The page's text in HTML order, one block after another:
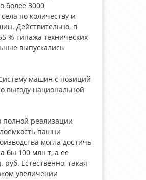
более 3000
по количеству и
Действительно, в
% типажа технических
выпускались
машин с позиций
выгоду национальной
полной реализации
пашни
могла достичь
бы 100 млн т, а ее
Естественно, такая
увеличении